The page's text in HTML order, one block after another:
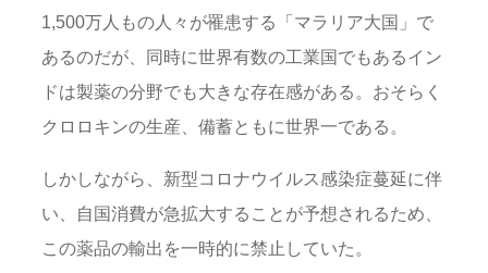
1,500万人もの人々が罹患する「マラリア大国」で
あるのだが、同時に世界有数の工業国でもあるイン
ドは製薬の分野でも大きな存在感がある。おそらく
クロロキンの生産、備蓄ともに世界一である。
しかしながら、新型コロナウイルス感染症蔓延に伴
い、自国消費が急拡大することが予想されるため、
この薬品の輸出を一時的に禁止していた。